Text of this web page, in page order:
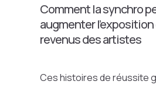
Comment la synchro
augmenter
revenus des artistes
Ces histoires de réussite